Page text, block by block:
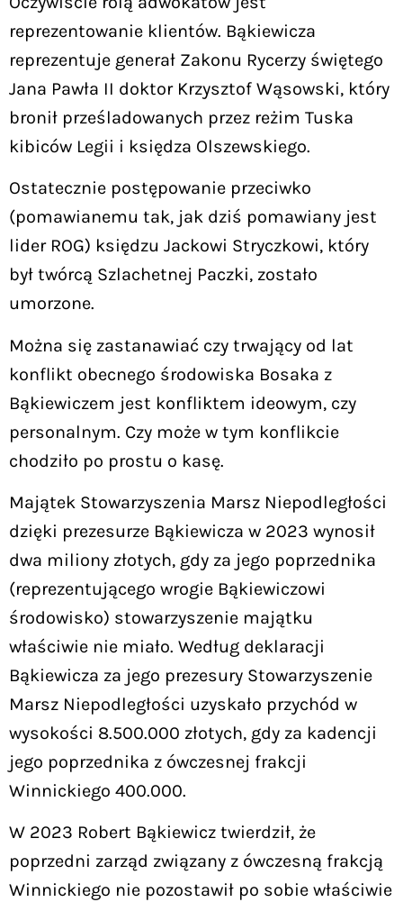
reprezentowanie klientów. Bąkiewicza
reprezentuje generał Zakonu Rycerzy świętego
Jana Pawła II doktor Krzysztof Wąsowski, który
bronił prześladowanych przez reżim Tuska
kibiców Legii i księdza Olszewskiego.
Ostatecznie postępowanie przeciwko
(pomawianemu tak, jak dziś pomawiany jest
lider ROG) księdzu Jackowi Stryczkowi, który
był twórcą Szlachetnej Paczki, zostało
umorzone.
Można się zastanawiać czy trwający od lat
konflikt obecnego środowiska Bosaka z
Bąkiewiczem jest konfliktem ideowym, czy
personalnym. Czy może w tym konflikcie
chodziło po prostu o kasę.
Majątek Stowarzyszenia Marsz Niepodległości
dzięki prezesurze Bąkiewicza w 2023 wynosił
dwa miliony złotych, gdy za jego poprzednika
(reprezentującego wrogie Bąkiewiczowi
środowisko) stowarzyszenie majątku
właściwie nie miało. Według deklaracji
Bąkiewicza za jego prezesury Stowarzyszenie
Marsz Niepodległości uzyskało przychód w
wysokości 8.500.000 złotych, gdy za kadencji
jego poprzednika z ówczesnej frakcji
Winnickiego 400.000.
W 2023 Robert Bąkiewicz twierdził, że
poprzedni zarząd związany z ówczesną frakcją
Winnickiego nie pozostawił po sobie właściwie